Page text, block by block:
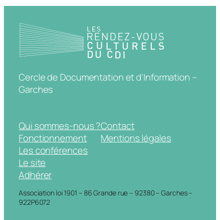
Cercle de Documentation et d'Information –
Garches
Qui sommes-nous ?
Fonctionnement
Les conférences
Le site
Adhérer
Contact
Mentions légales
Association loi 1901 – 86 Grande rue – 92380 – Garches –
922P6072